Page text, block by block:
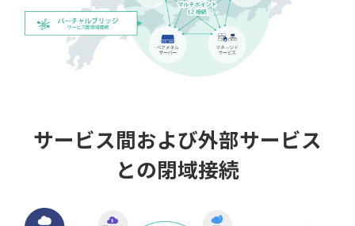
サービス間および外部サービス
との閉域接続